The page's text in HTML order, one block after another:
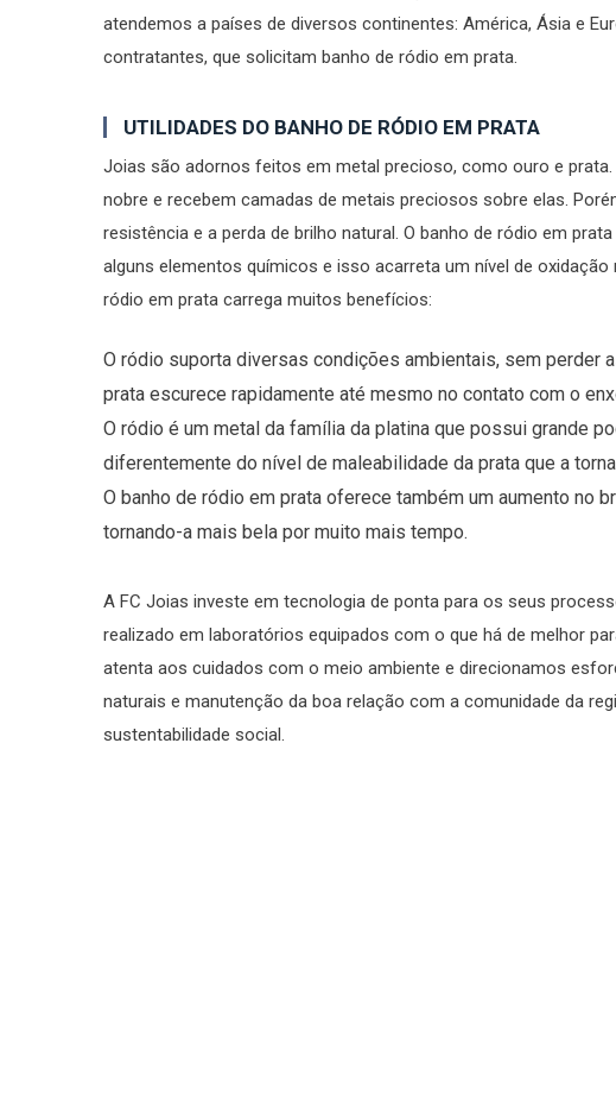
atendemos a países de diversos continentes: América, Ásia e
contratantes, que solicitam banho de ródio em prata.
UTILIDADES DO BANHO DE RÓDIO EM PRATA
Joias são adornos feitos em metal precioso, como ouro e
nobre e recebem camadas de metais preciosos sobre elas.
resistência e a perda de brilho natural. O banho de ródio em
alguns elementos químicos e isso acarreta um nível de
ródio em prata carrega muitos benefícios:
O ródio suporta diversas condições ambientais, sem perder
prata escurece rapidamente até mesmo no contato com o
O ródio é um metal da família da platina que possui grande
diferentemente do nível de maleabilidade da prata que a
O banho de ródio em prata oferece também um aumento no
tornando-a mais bela por muito mais tempo.
A FC Joias investe em tecnologia de ponta para os seus
realizado em laboratórios equipados com o que há de melhor
atenta aos cuidados com o meio ambiente e direcionamos
naturais e manutenção da boa relação com a comunidade da
sustentabilidade social.